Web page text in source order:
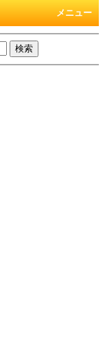
メニュー